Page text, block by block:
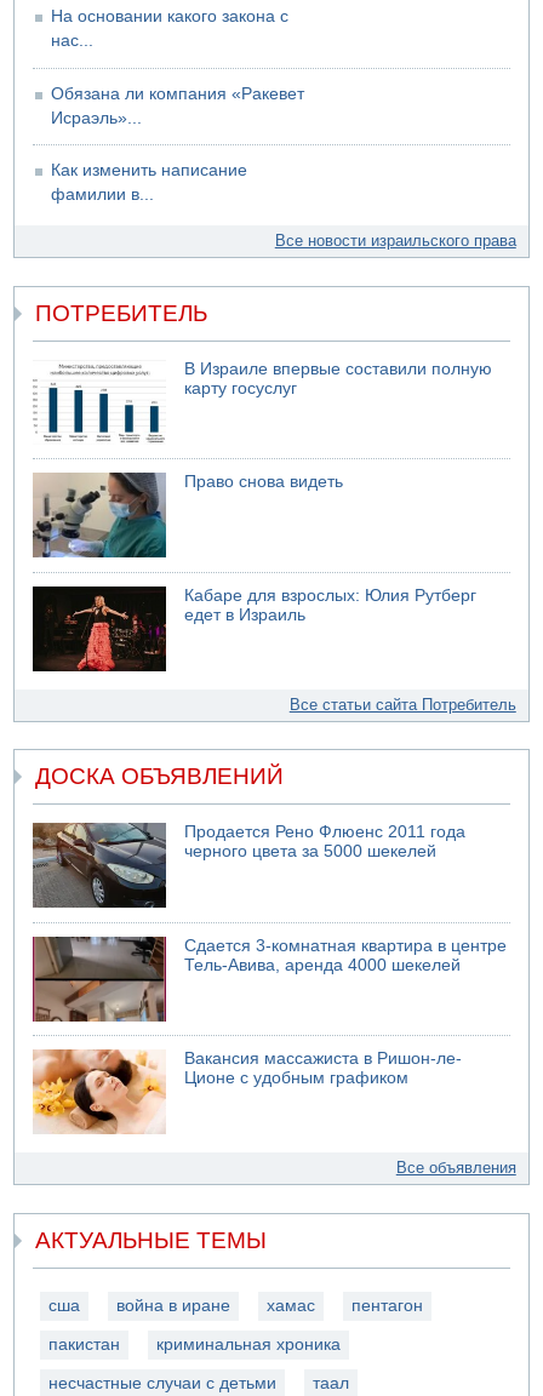
07.08.2026 19:16
ДТП в Ашдоде: тяжело ранены двое маленьких детей
07.08.2026 19:14
Скончался водитель, врезавшийся в стену в
Иерусалиме
На основании какого закона с
нас...
Обязана ли компания «Ракевет
Исраэль»...
Как изменить написание
фамилии в...
Все новости израильского права
ПОТРЕБИТЕЛЬ
В Израиле впервые составили полную
карту госуслуг
Право снова видеть
Кабаре для взрослых: Юлия Рутберг
едет в Израиль
Все статьи сайта Потребитель
ДОСКА ОБЪЯВЛЕНИЙ
Продается Рено Флюенс 2011 года
черного цвета за 5000 шекелей
Сдается 3-комнатная квартира в центре
Тель-Авива, аренда 4000 шекелей
Вакансия массажиста в Ришон-ле-
Ционе с удобным графиком
Все объявления
АКТУАЛЬНЫЕ ТЕМЫ
сша война в иране хамас пентагон
пакистан криминальная хроника
несчастные случаи с детьми таал